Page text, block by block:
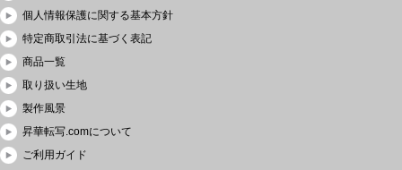
個人情報保護に関する基本方針
特定商取引法に基づく表記
商品一覧
取り扱い生地
製作風景
昇華転写.comについて
ご利用ガイド